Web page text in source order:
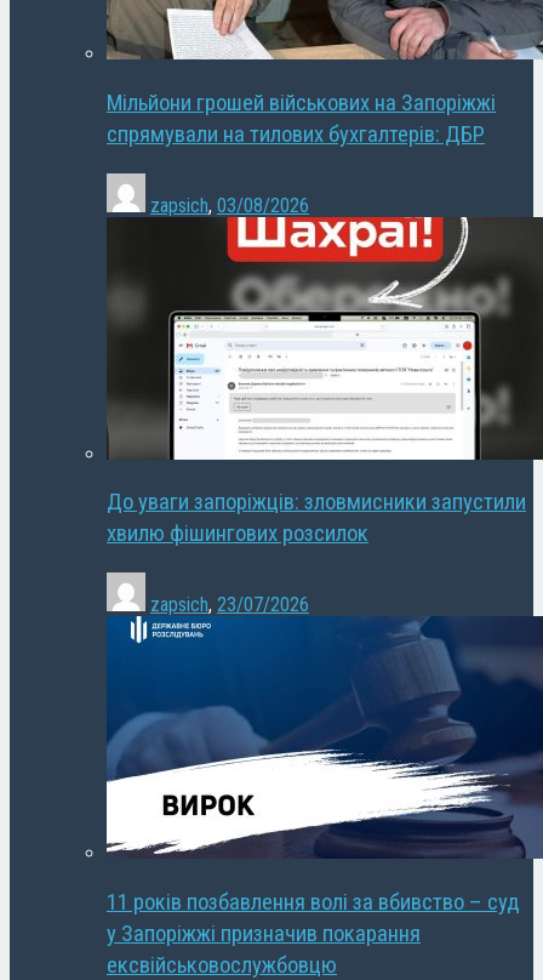
Мільйони грошей військових на Запоріжжі
спрямували на тилових бухгалтерів: ДБР
zapsich, 03/08/2026
До уваги запоріжців: зловмисники запустили
хвилю фішингових розсилок
zapsich, 23/07/2026
11 років позбавлення волі за вбивство – суд
у Запоріжжі призначив покарання
ексвійськовослужбовцю